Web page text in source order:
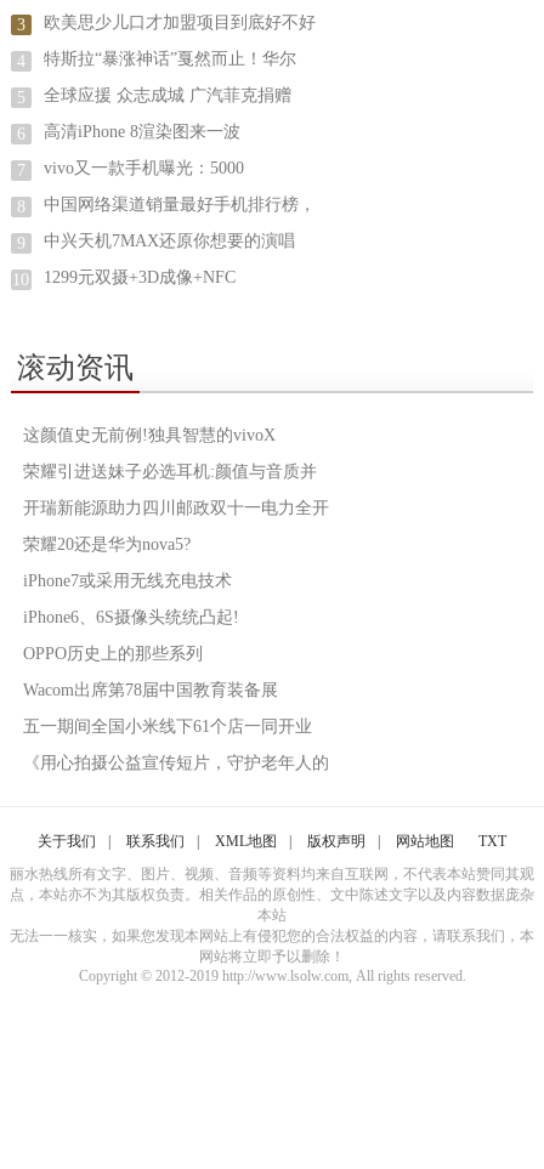
3 欧美思少儿口才加盟项目到底好不好
4 特斯拉“暴涨神话”戛然而止！华尔
5 全球应援 众志成城 广汽菲克捐赠
6 高清iPhone 8渲染图来一波
7 vivo又一款手机曝光：5000
8 中国网络渠道销量最好手机排行榜，
9 中兴天机7MAX还原你想要的演唱
10 1299元双摄+3D成像+NFC
滚动资讯
这颜值史无前例!独具智慧的vivoX
荣耀引进送妹子必选耳机:颜值与音质并
开瑞新能源助力四川邮政双十一电力全开
荣耀20还是华为nova5?
iPhone7或采用无线充电技术
iPhone6、6S摄像头统统凸起!
OPPO历史上的那些系列
Wacom出席第78届中国教育装备展
五一期间全国小米线下61个店一同开业
《用心拍摄公益宣传短片，守护老年人的
关于我们 联系我们 XML地图 版权声明 网站地图
TXT
丽水热线所有文字、图片、视频、音频等资料均来自互联网，不代表本站赞同其观
点，本站亦不为其版权负责。相关作品的原创性、文中陈述文字以及内容数据庞杂
本站
无法一一核实，如果您发现本网站上有侵犯您的合法权益的内容，请联系我们，本
网站将立即予以删除！
Copyright © 2012-2019 http://www.lsolw.com, All rights reserved.